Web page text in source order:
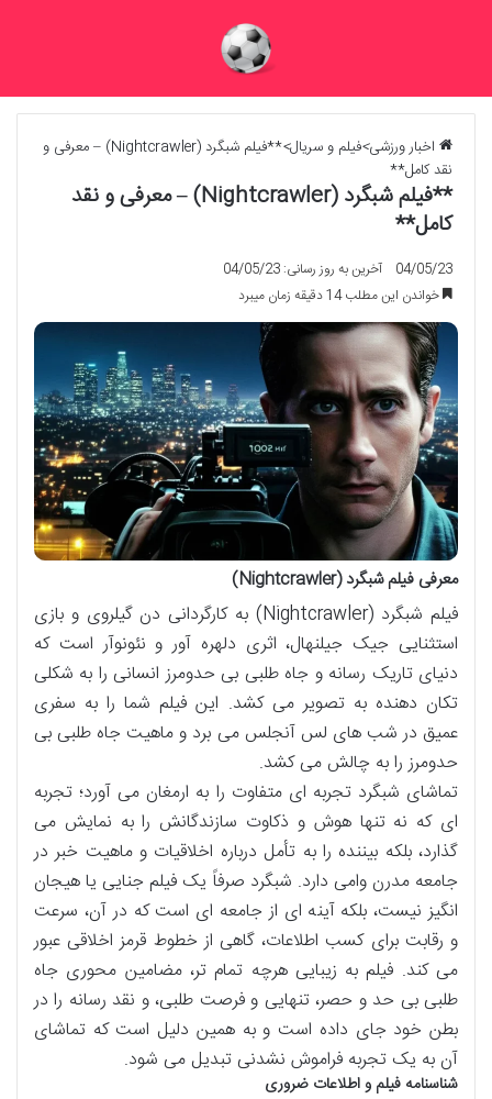
اخبار ورزشی>فیلم و سریال>
**فیلم شبگرد (Nightcrawler) – معرفی و
نقد کامل**
**فیلم شبگرد (Nightcrawler) – معرفی و نقد
کامل**
04/05/23
آخرین به روز رسانی: 04/05/23
خواندن این مطلب 14 دقیقه زمان میبرد
معرفی فیلم شبگرد (Nightcrawler)
فیلم شبگرد (Nightcrawler) به کارگردانی دن گیلروی و بازی
استثنایی جیک جیلنهال، اثری دلهره آور و نئونوآر است که
دنیای تاریک رسانه و جاه طلبی بی حدومرز انسانی را به شکلی
تکان دهنده به تصویر می کشد. این فیلم شما را به سفری
عمیق در شب های لس آنجلس می برد و ماهیت جاه طلبی بی
حدومرز را به چالش می کشد.
تماشای شبگرد تجربه ای متفاوت را به ارمغان می آورد؛ تجربه
ای که نه تنها هوش و ذکاوت سازندگانش را به نمایش می
گذارد، بلکه بیننده را به تأمل درباره اخلاقیات و ماهیت خبر در
جامعه مدرن وامی دارد. شبگرد صرفاً یک فیلم جنایی یا هیجان
انگیز نیست، بلکه آینه ای از جامعه ای است که در آن، سرعت
و رقابت برای کسب اطلاعات، گاهی از خطوط قرمز اخلاقی عبور
می کند. فیلم به زیبایی هرچه تمام تر، مضامین محوری جاه
طلبی بی حد و حصر، تنهایی و فرصت طلبی، و نقد رسانه را در
بطن خود جای داده است و به همین دلیل است که تماشای
آن به یک تجربه فراموش نشدنی تبدیل می شود.
شناسنامه فیلم و اطلاعات ضروری